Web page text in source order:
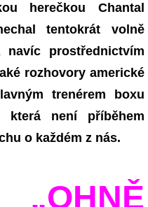
herečkou Chantal
tentokrát volně
navíc prostřednictvím
rozhovory americké
trenérem boxu
která není příběhem
o každém z nás.